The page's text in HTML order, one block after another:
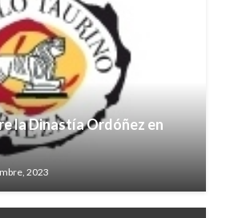
la Dinastía Ordóñez en
2023